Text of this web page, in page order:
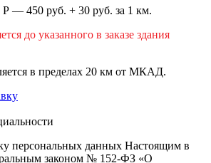
Р — 450 руб. + 30 руб. за 1 км.
до указанного в заказе здания
в пределах 20 км от МКАД.
персональных данных Настоящим в
законом № 152-ФЗ «О